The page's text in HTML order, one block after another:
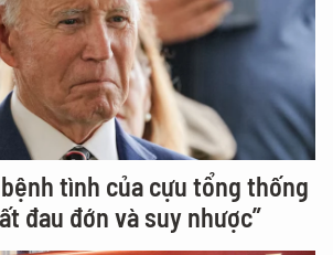
tình của cựu tổng thống
đau đớn và suy nhược”